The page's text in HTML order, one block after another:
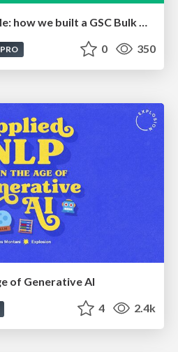
Noah Learner - AI + Me: how we built a GSC Bulk Export data pipeline
PRO 0 350
of Generative AI
4 2.4k